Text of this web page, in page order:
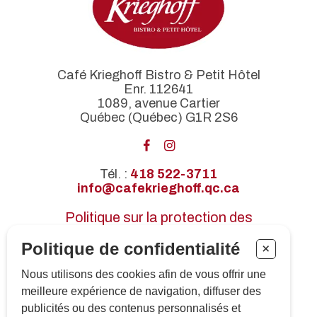
Café Krieghoff Bistro & Petit Hôtel
Enr. 112641
1089, avenue Cartier
Québec (Québec) G1R 2S6
Tél. : 418 522-3711
info@cafekrieghoff.qc.ca
Politique sur la protection des
Certifications
Revue de presse
Inscrivez-vous à notre infolettre !
Politique de confidentialité +
Nous utilisons des cookies afin de vous offrir une
meilleure expérience de navigation, diffuser des
publicités ou des contenus personnalisés et